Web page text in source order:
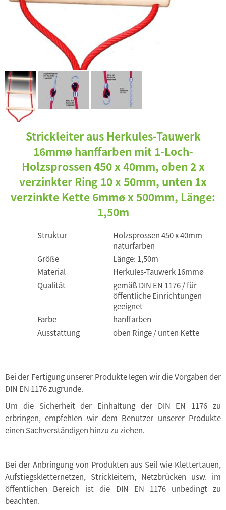
Strickleiter aus Herkules-Tauwerk
16mmø hanffarben mit 1-Loch-
Holzsprossen 450 x 40mm, oben 2 x
verzinkter Ring 10 x 50mm, unten 1x
verzinkte Kette 6mmø x 500mm, Länge:
1,50m
Struktur
Holzsprossen 450 x 40mm
naturfarben
Größe
Länge: 1,50m
Material
Herkules-Tauwerk 16mmø
Qualität
gemäß DIN EN 1176 / für
öffentliche Einrichtungen
geeignet
Farbe
hanffarben
Ausstattung
oben Ringe / unten Kette
Bei der Fertigung unserer Produkte legen wir die Vorgaben der
DIN EN 1176 zugrunde.
Um die Sicherheit der Einhaltung der DIN EN 1176 zu
erbringen, empfehlen wir dem Benutzer unserer Produkte
einen Sachverständigen hinzu zu ziehen.
Bei der Anbringung von Produkten aus Seil wie Klettertauen,
Aufstiegskletternetzen, Strickleitern, Netzbrücken usw. im
öffentlichen Bereich ist die DIN EN 1176 unbedingt zu
beachten.